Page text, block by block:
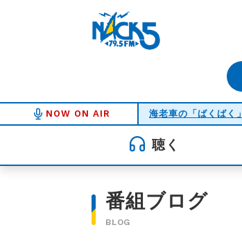
NOW ON AIR 海老車の「ばくばく」
聴く
番組ブログ
BLOG